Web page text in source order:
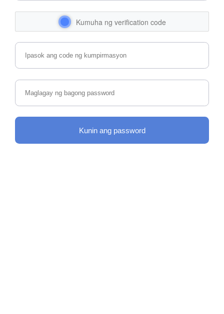
Kumuha ng verification code
Kunin ang password